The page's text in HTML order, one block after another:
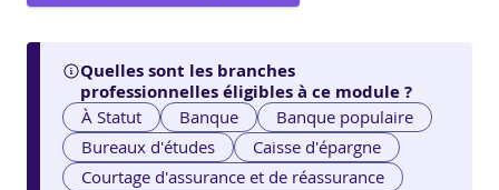
Quelles sont les branches
professionnelles éligibles à ce module ?
À Statut Banque
Banque populaire
Bureaux d'études
Caisse d'épargne
Courtage d'assurance et de réassurance